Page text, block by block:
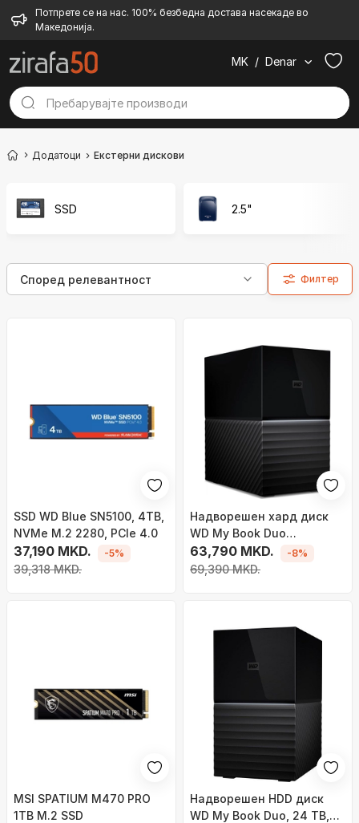
Потпрете се на нас. 100% безбедна достава насекаде во
Македонија.
MK / Denar
Додатоци Екстерни дискови
SSD 2.5"
Филтер
SSD WD Blue SN5100, 4TB,
NVMe M.2 2280, PCIe 4.0
37,190 MKD.
39,318 MKD.
-5%
Надворешен хард диск
WD My Book Duo
(WDBFBE0160JBK-EESN),
16TB, USB 3.1, црна/сива
63,790 MKD.
69,390 MKD.
-8%
MSI SPATIUM M470 PRO
1TB M.2 SSD
Надворешен HDD диск
WD My Book Duo, 24 TB,